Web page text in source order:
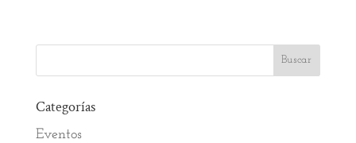
Categorías
Eventos